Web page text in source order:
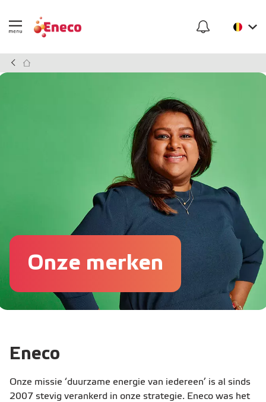
Onze merken
Eneco
Onze missie ‘duurzame energie van iedereen’ is al sinds
2007 stevig verankerd in onze strategie. Eneco was het